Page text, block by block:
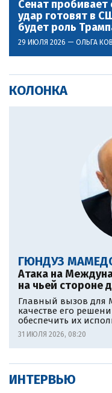
Сенат пробивает
удар готовят в
будет роль
29 ИЮЛЯ 2026 — ОЛЬГА
КОЛОНКА
ГЮНДУЗ
Атака на
на чьей стороне
Главный вызов для
качестве его
обеспечить их
31 ИЮЛЯ 2026, 08:20
ИНТЕРВЬЮ